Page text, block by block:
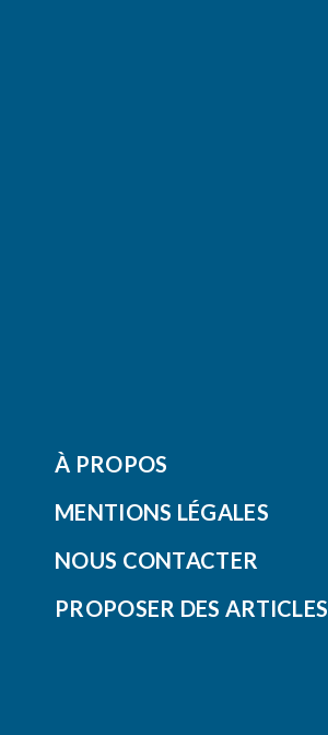
À PROPOS
MENTIONS LÉGALES
NOUS CONTACTER
PROPOSER DES ARTICLES